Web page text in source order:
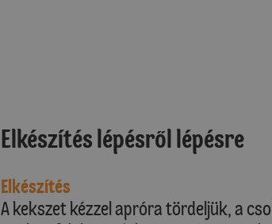
Elkészítés lépésről lépésre
Elkészítés
A kekszet kézzel apróra tördeljük, a